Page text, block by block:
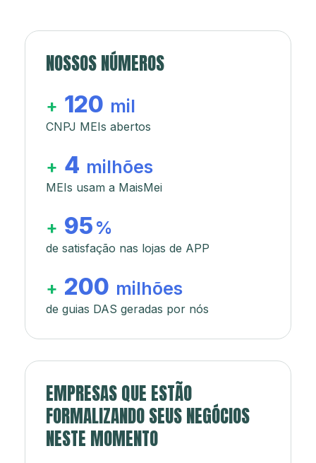
NOSSOS NÚMEROS
+ 120 mil
CNPJ MEIs abertos
+ 4 milhões
MEIs usam a MaisMei
+ 95 %
de satisfação nas lojas de APP
+ 200 milhões
de guias DAS geradas por nós
EMPRESAS QUE ESTÃO
FORMALIZANDO SEUS NEGÓCIOS
NESTE MOMENTO